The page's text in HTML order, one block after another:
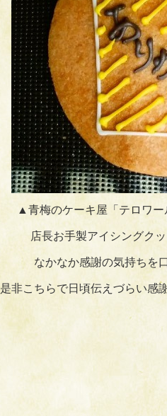
▲青梅のケーキ屋「テロワ
店長お手製アイシングク
なかなか感謝の気持ちを
是非こちらで日頃伝えづらい感